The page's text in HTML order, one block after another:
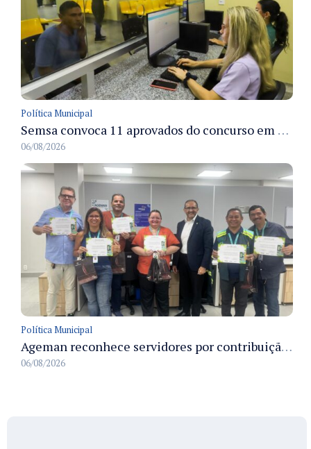
Política Municipal
Semsa convoca 11 aprovados do concurso em Manaus para apresentação e posse até 3/9
06/08/2026
Política Municipal
Ageman reconhece servidores por contribuição à sustentabilidade no descarte de resíduos no primeiro semestre de 2026
06/08/2026